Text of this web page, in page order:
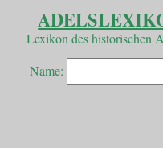
Lexikon des historischen
Name: